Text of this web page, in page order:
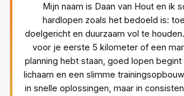
Mijn naam is Daan van Hout en ik
hardlopen zoals het bedoeld is:
doelgericht en duurzaam vol te
voor je eerste 5 kilometer of een
planning hebt staan, goed lopen begint
lichaam en een slimme
in snelle oplossingen, maar in